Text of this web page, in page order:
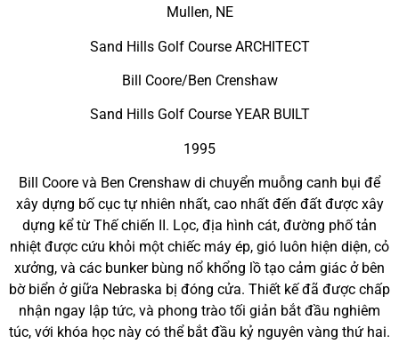
Mullen, NE
Sand Hills Golf Course ARCHITECT
Bill Coore/Ben Crenshaw
Sand Hills Golf Course YEAR BUILT
1995
Bill Coore và Ben Crenshaw di chuyển muỗng canh bụi để
xây dựng bố cục tự nhiên nhất, cao nhất đến đất được xây
dựng kể từ Thế chiến II. Lọc, địa hình cát, đường phố tản
nhiệt được cứu khỏi một chiếc máy ép, gió luôn hiện diện, cỏ
xưởng, và các bunker bùng nổ khổng lồ tạo cảm giác ở bên
bờ biển ở giữa Nebraska bị đóng cửa. Thiết kế đã được chấp
nhận ngay lập tức, và phong trào tối giản bắt đầu nghiêm
túc, với khóa học này có thể bắt đầu kỷ nguyên vàng thứ hai.